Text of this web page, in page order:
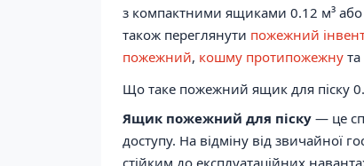
з компактними ящиками 0.12 м³ або
також переглянути пожежний
пожежний, кошму протипожежну та
Що таке пожежний ящик для піску
Ящик пожежний для піску — це
доступу. На відміну від звичайної
стійким до експлуатаційних